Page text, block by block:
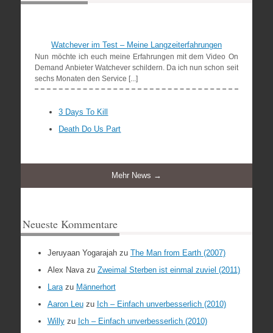
Watchever im Test – Meine Langzeiterfahrungen
Nun möchte ich euch meine Erfahrungen mit dem Video On
Demand Anbieter Watchever schildern. Da ich nun schon seit
sechs Monaten den Service [...]
3 Days To Kill
Death Do Us Part
Mehr News →
Neueste Kommentare
Jeruyaan Yogarajahzu The Man from Earth (2007)
Alex Navazu Zweimal Sterben ist einmal zuviel (2011)
Larazu Männerhort
Aaron Leuzu Ich – Einfach unverbesserlich (2010)
Willyzu Ich – Einfach unverbesserlich (2010)